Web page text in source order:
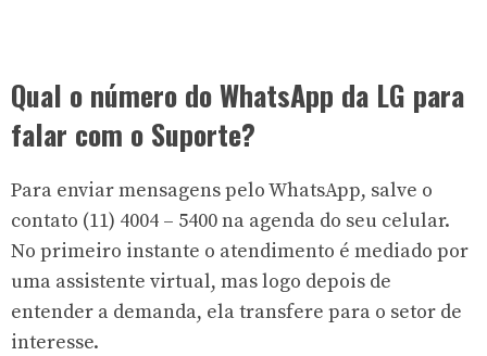
Qual o número do WhatsApp da LG para
falar com o Suporte?
Para enviar mensagens pelo WhatsApp, salve o
contato (11) 4004 – 5400 na agenda do seu celular.
No primeiro instante o atendimento é mediado por
uma assistente virtual, mas logo depois de
entender a demanda, ela transfere para o setor de
interesse.